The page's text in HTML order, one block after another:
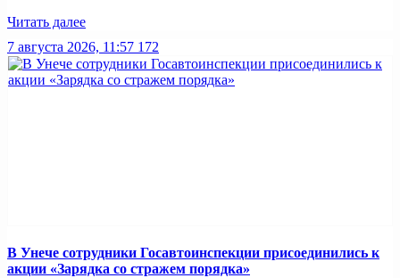
Читать далее
7 августа 2026, 11:57 172
В Унече сотрудники Госавтоинспекции присоединились к
акции «Зарядка со стражем порядка»